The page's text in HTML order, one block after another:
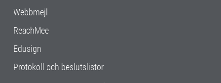
Webbmejl
ReachMee
Edusign
Protokoll och beslutslistor